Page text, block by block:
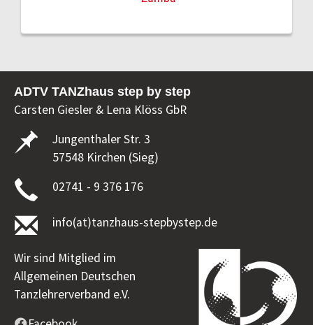
ADTV TANZhaus step by step
Carsten Giesler & Lena Klöss GbR
Jungenthaler Str. 3
57548 Kirchen (Sieg)
02741 - 9 376 176
info(at)tanzhaus-stepbystep.de
Wir sind Mitglied im
Allgemeinen Deutschen
Tanzlehrerverband e.V.